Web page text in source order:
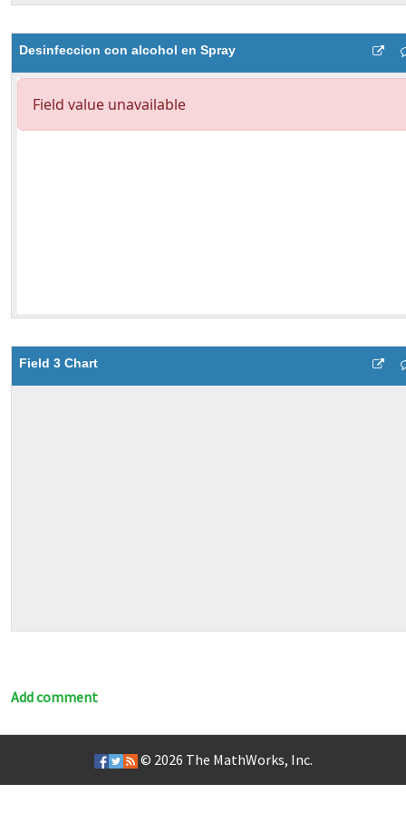
Desinfeccion con alcohol en Spray
Field 3 Chart
Add comment
© 2026 The MathWorks, Inc.